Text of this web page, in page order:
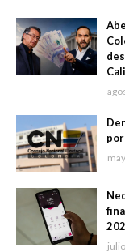
Cali